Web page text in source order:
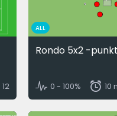
12
ALL
Rondo 5x2 -
0 - 100% 10